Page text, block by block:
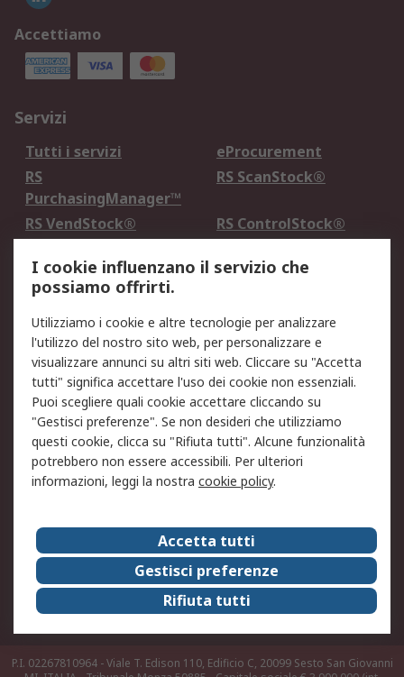
Accettiamo
Servizi
Tutti i servizi
eProcurement
RS
PurchasingManager™
RS ScanStock®
RS VendStock®
RS ControlStock®
Legale
Informativa Cookie
Informativa Privacy -
Aggiornata
Email Security
Termini d'uso
Condizioni di vendita
Condizioni generali di
servizio
Etica e responsabilità
Chi Siamo
Chi Siamo
Contattaci
Supporto
ESG
Carriere
RS Group
Press Centre
Discovery: il Blog di RS
P.I. 02267810964 - Viale T. Edison 110, Edificio C, 20099 Sesto San Giovanni
I cookie influenzano il servizio che
possiamo offrirti.
Utilizziamo i cookie e altre tecnologie per analizzare
l'utilizzo del nostro sito web, per personalizzare e
visualizzare annunci su altri siti web. Cliccare su "Accetta
tutti" significa accettare l'uso dei cookie non essenziali.
Puoi scegliere quali cookie accettare cliccando su
"Gestisci preferenze". Se non desideri che utilizziamo
questi cookie, clicca su "Rifiuta tutti". Alcune funzionalità
potrebbero non essere accessibili. Per ulteriori
informazioni, leggi la nostra cookie policy.
Accetta tutti
Gestisci preferenze
Rifiuta tutti